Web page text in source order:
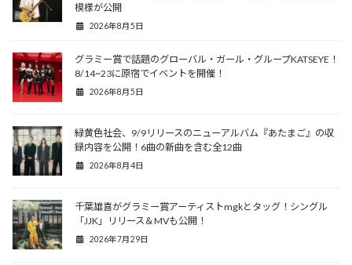
模様が公開
2026年8月5日
グラミー賞で話題のグローバル・ガール・グループKATSEYE！
8/14~23に原宿でイベントを開催！
2026年8月5日
緑黄色社会、9/9リリースのニューアルバム『あたまご』の収
録内容を公開！6曲の新曲を含む全12曲
2026年8月4日
千葉雄喜がグラミー賞アーティストmgkとタッグ！シングル
「JJK」リリース＆MVも公開！
2026年7月29日